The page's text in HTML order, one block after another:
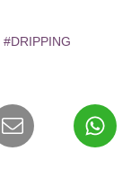
#DRIPPING